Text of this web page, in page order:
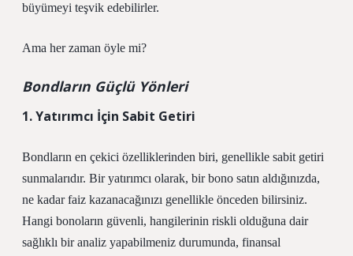
büyümeyi teşvik edebilirler.
Ama her zaman öyle mi?
Bondların Güçlü Yönleri
1. Yatırımcı İçin Sabit Getiri
Bondların en çekici özelliklerinden biri, genellikle sabit getiri
sunmalarıdır. Bir yatırımcı olarak, bir bono satın aldığınızda,
ne kadar faiz kazanacağınızı genellikle önceden bilirsiniz.
Hangi bonoların güvenli, hangilerinin riskli olduğuna dair
sağlıklı bir analiz yapabilmeniz durumunda, finansal